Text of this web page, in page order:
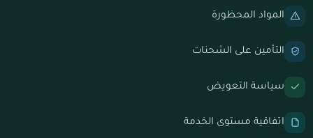
المواد المحظورة
التأمين على الشحنات
سياسة التعويض
اتفاقية مستوى الخدمة